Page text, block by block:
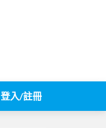
登入/註冊